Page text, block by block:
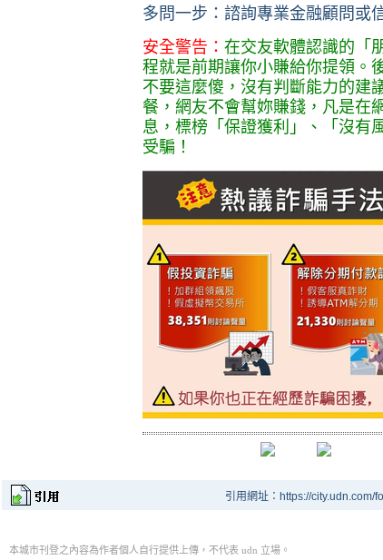
多問一步：諮詢專業金融顧問或
安全警告： 在交友軟體認識的「
程就是前期讓你小賺給你提領。
不要這麼傻，沒有判斷能力的建
餐，網友不會幫妳賺錢，凡是在
息，標榜「保證獲利」、「沒有
受騙！
引用網址：https://
本城市刊登之內容為作者個人自行提供上傳，不代表 udn 立場。